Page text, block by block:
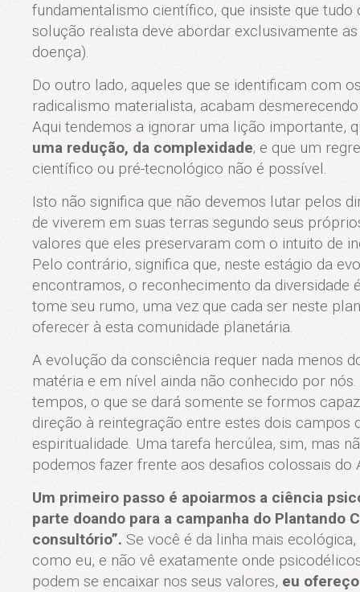
fundamentalismo científico, que insiste que tudo
solução realista deve abordar exclusivamente
doença).
Do outro lado, aqueles que se identificam com
radicalismo materialista, acabam
Aqui tendemos a ignorar uma lição importante,
uma redução, da complexidade; e que um
científico ou pré-tecnológico não é possível.
Isto não significa que não devemos lutar pelos
de viverem em suas terras segundo seus
valores que eles preservaram com o intuito de
Pelo contrário, significa que, neste estágio da
encontramos, o reconhecimento da diversidade
tome seu rumo, uma vez que cada ser neste
oferecer à esta comunidade planetária.
A evolução da consciência requer nada menos
matéria e em nível ainda não conhecido por
tempos, o que se dará somente se formos
direção à reintegração entre estes dois campos
espiritualidade. Uma tarefa hercúlea, sim, mas
podemos fazer frente aos desafios colossais do
Um primeiro passo é apoiarmos a ciência
parte doando para a campanha do Plantando
consultório”. Se você é da linha mais
como eu, e não vê exatamente onde
podem se encaixar nos seus valores, eu